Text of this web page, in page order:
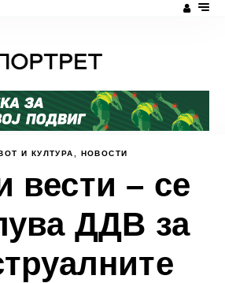
И КУЛТУРА НОВОСТИ
вести – се
ДДВ за